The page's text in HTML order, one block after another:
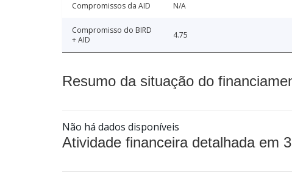
Compromissos da AID N/A
Compromisso do BIRD
+ AID
4.75
Resumo da situação do
Não há dados disponíveis
Atividade financeira detalhada em